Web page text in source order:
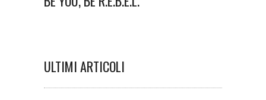
ULTIMI ARTICOLI